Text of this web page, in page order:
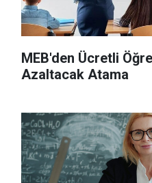
MEB'den Ücretli
Azaltacak Atama